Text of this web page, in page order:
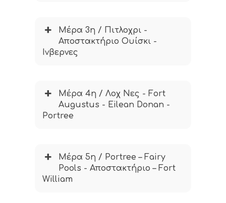
Μέρα 3η / Πιτλοχρι -
Αποστακτήριο Ουίσκι -
Ινβερνες
Μέρα 4η / Λοχ Νες - Fort
Augustus - Eilean Donan -
Portree
Μέρα 5η / Portree – Fairy
Pools - Αποστακτήριο – Fort
William